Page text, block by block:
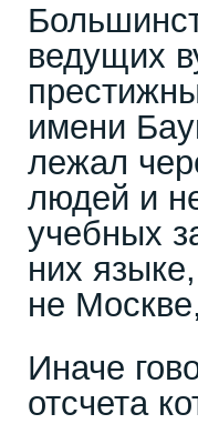
ведущих
имени
лежал
людей и
учебных
них
не
Иначе
отсчета